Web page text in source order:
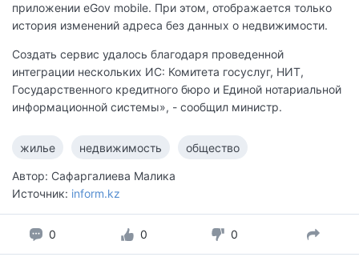
приложении eGov mobilе. При этом, отображается только
история изменений адреса без данных о недвижимости.
Создать сервис удалось благодаря проведенной
интеграции нескольких ИС: Комитета госуслуг, НИТ,
Государственного кредитного бюро и Единой нотариальной
информационной системы», - сообщил министр.
жилье недвижимость общество
Автор: Сафаргалиева Малика
Источник: inform.kz
0 0 0